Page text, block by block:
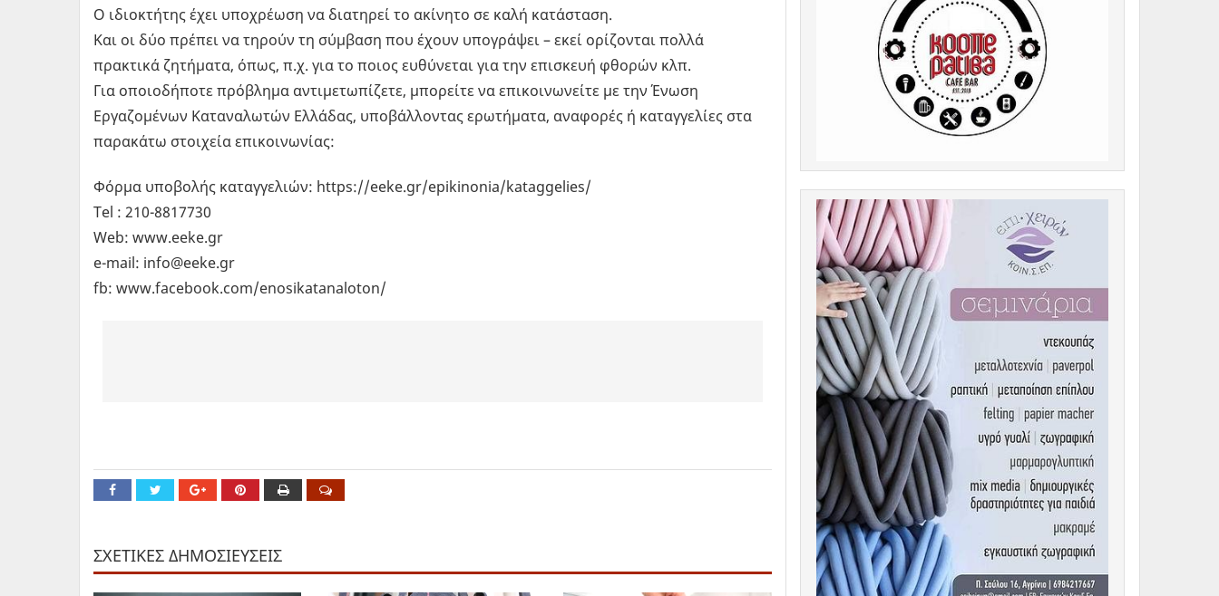
Ο ιδιοκτήτης έχει υποχρέωση να διατηρεί το ακίνητο σε καλή κατάσταση.
Και οι δύο πρέπει να τηρούν τη σύμβαση που έχουν υπογράψει – εκεί ορίζονται πολλά
πρακτικά ζητήματα, όπως, π.χ. για το ποιος ευθύνεται για την επισκευή φθορών κλπ.
Για οποιοδήποτε πρόβλημα αντιμετωπίζετε, μπορείτε να επικοινωνείτε με την Ένωση
Εργαζομένων Καταναλωτών Ελλάδας, υποβάλλοντας ερωτήματα, αναφορές ή καταγγελίες στα
παρακάτω στοιχεία επικοινωνίας:
Φόρμα υποβολής καταγγελιών: https://eeke.gr/epikinonia/kataggelies/
Τel : 210-8817730
Web: www.eeke.gr
e-mail: info@eeke.gr
fb: www.facebook.com/enosikatanaloton/
ΣΧΕΤΙΚΕΣ ΔΗΜΟΣΙΕΥΣΕΙΣ